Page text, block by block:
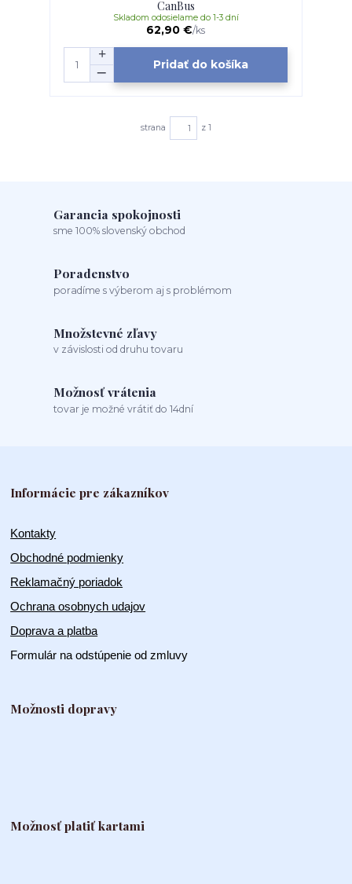
CanBus
62,90 €/ks
Skladom odosielame do 1-3 dní
Pridať do košíka
strana z 1
Garancia spokojnosti
sme 100% slovenský obchod
Poradenstvo
poradíme s výberom aj s problémom
Množstevné zľavy
v závislosti od druhu tovaru
Možnosť vrátenia
tovar je možné vrátiť do 14dní
Informácie pre zákazníkov
Kontakty
Obchodné podmienky
Reklamačný poriadok
Ochrana osobnych udajov
Doprava a platba
Formulár na odstúpenie od zmluvy
Možnosti dopravy
Možnosť platiť kartami